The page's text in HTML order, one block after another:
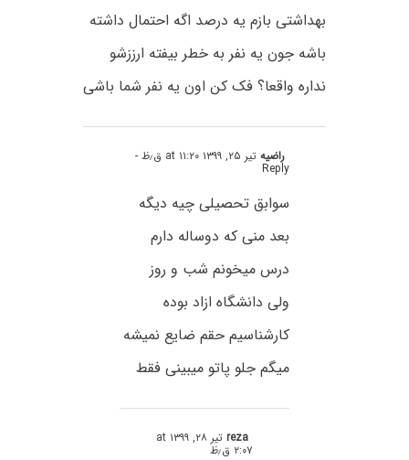
بهداشتی بازم یه درصد اگه احتمال داشته
باشه جون یه نفر به خطر بیفته ارززشو
نداره واقعا؟ فک کن اون یه نفر شما باشی
راضیهتیر ۲۵, ۱۳۹۹ at ۱۱:۲۰ ق٫ظ -
Reply
سوابق تحصیلی چیه دیگه
بعد منی که دوساله دارم
درس میخونم شب و روز
ولی دانشگاه ازاد بوده
کارشناسیم حقم ضایع نمیشه
میگم جلو پاتو میبینی فقط
reza تیر ۲۸, ۱۳۹۹ at
۲:۰۷ ق٫ظ